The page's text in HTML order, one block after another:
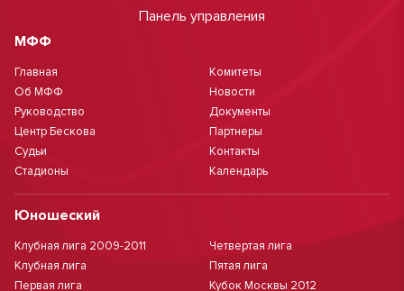
Панель управления
МФФ
Главная
Об МФФ
Руководство
Центр Бескова
Судьи
Стадионы
Комитеты
Новости
Документы
Партнеры
Контакты
Календарь
Юношеский
Клубная лига 2009-2011
Клубная лига
Первая лига
Четвертая лига
Пятая лига
Кубок Москвы 2012